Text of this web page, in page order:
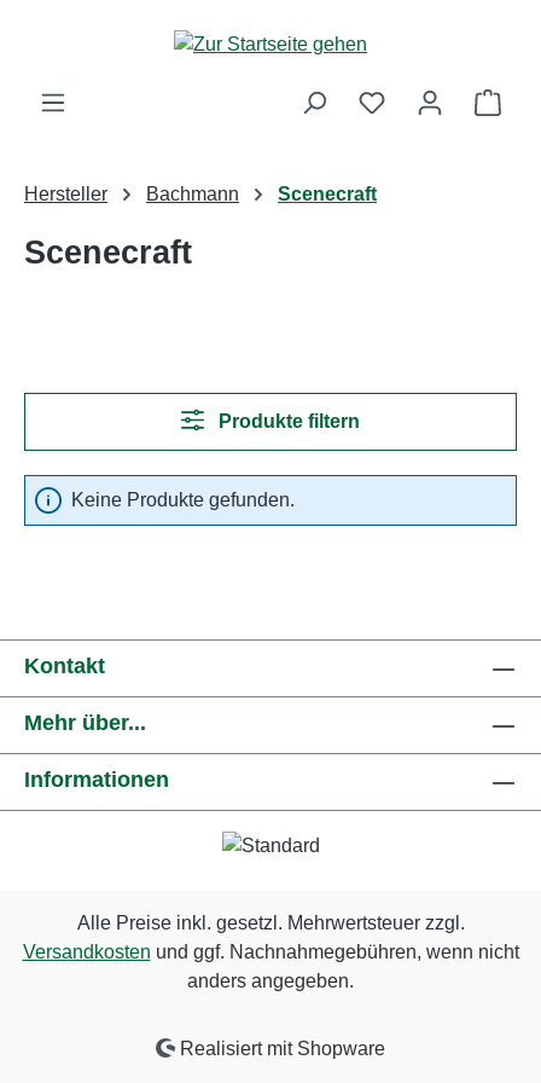
Zum Hauptinhalt springen
Hersteller Bachmann Scenecraft
Scenecraft
Produkte filtern
Keine Produkte gefunden.
Kontakt
Mehr über...
Informationen
Alle Preise inkl. gesetzl. Mehrwertsteuer zzgl.
Versandkosten und ggf. Nachnahmegebühren, wenn nicht
anders angegeben.
Realisiert mit Shopware